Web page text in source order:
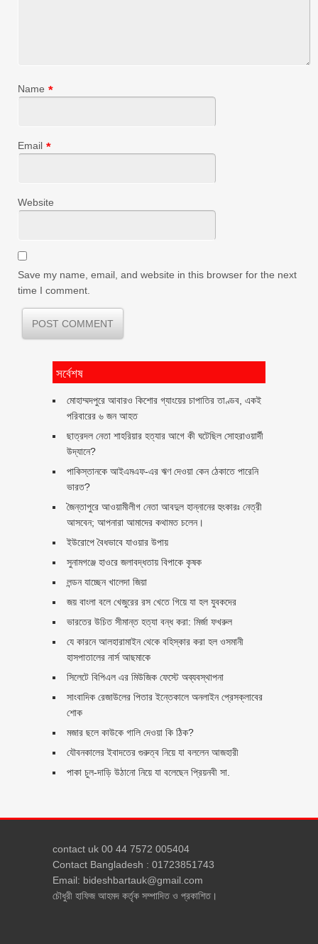
Name *
Email *
Website
Save my name, email, and website in this browser for the next
time I comment.
সর্বেশষ
মোহাম্মদপুরে আবারও কিশোর গ্যাংয়ের চাপাতির তাণ্ডব, একই
পরিবারের ৬ জন আহত
ছাত্রদল নেতা শাহরিয়ার হত্যার আগে কী ঘটেছিল সোহরাওয়ার্দী
উদ্যানে?
পাকিস্তানকে আইএমএফ-এর ঋণ দেওয়া কেন ঠেকাতে পারেনি
ভারত?
জৈন্তাপুরে আওয়ামীলীগ নেতা আবদুল হান্নানের হুংকারঃ নেত্রী
আসবেন; আপনারা আমাদের কথামত চলেন।
ইউরোপে বৈধভাবে যাওয়ার উপায়
সুনামগঞ্জে হাওরে জলাবদ্ধতায় বিপাকে কৃষক
লন্ডন যাচ্ছেন খালেদা জিয়া
জয় বাংলা বলে খেজুরের রস খেতে গিয়ে যা হল যুবকদের
ভারতের উচিত সীমান্ত হত্যা বন্ধ করা: মির্জা ফখরুল
যে কারনে আলহারামাইন থেকে বহিস্কার করা হল ওসমানী
হাসপাতালের নার্স আছমাকে
সিলেটে বিপিএল এর মিউজিক ফেস্টে অব্যবস্থাপনা
সাংবাদিক রেজাউলের পিতার ইন্তেকালে অনলাইন প্রেসক্লাবের
শোক
মজার ছলে কাউকে গালি দেওয়া কি ঠিক?
যৌবনকালের ইবাদতের গুরুত্ব নিয়ে যা বললেন আজহারী
পাকা চুল-দাড়ি উঠানো নিয়ে যা বলেছেন প্রিয়নবী সা.
contact uk 00 44 7572 005404
Contact Bangladesh : 01723851743
Email: bideshbartauk@gmail.com
চৌধুরী হাফিজ আহমদ কর্তৃক সম্পাদিত ও প্রকাশিত।